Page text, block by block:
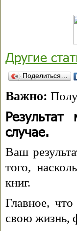
Другие
Поделиться…
Важно:
случае.
Ваш
того,
книг.
Главное,
свою жизнь,